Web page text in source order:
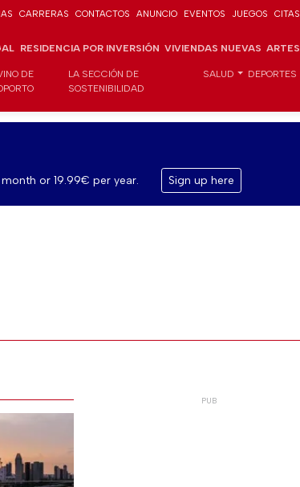
CARRERAS CONTACTOS ANUNCIO EVENTOS JUEGOS CITAS
RESIDENCIA POR INVERSIÓN VIVIENDAS NUEVAS ARTES
DE
LA SECCIÓN DE
SOSTENIBILIDAD
SALUD DEPORTES
or 19.99€ per year. Sign up here